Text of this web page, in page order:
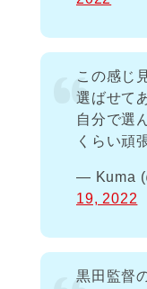
この感じ
選ばせて
自分で選
くらい頑
— Kuma
19, 2022
黒田監督